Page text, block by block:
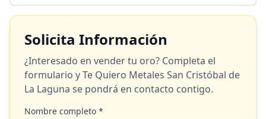
Solicita Información
¿Interesado en vender tu oro? Completa el
formulario yTe Quiero Metales San Cristóbal de
La Laguna se pondrá en contacto contigo.
Nombre completo *